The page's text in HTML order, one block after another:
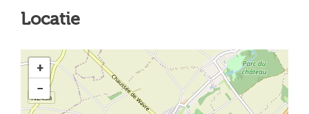
Locatie
+
−